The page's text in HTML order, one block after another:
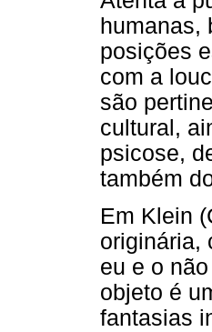
humanas,
posições
com a
são
cultural,
psicose,
também
Em Klein
originária,
eu e o
objeto é
fantasias